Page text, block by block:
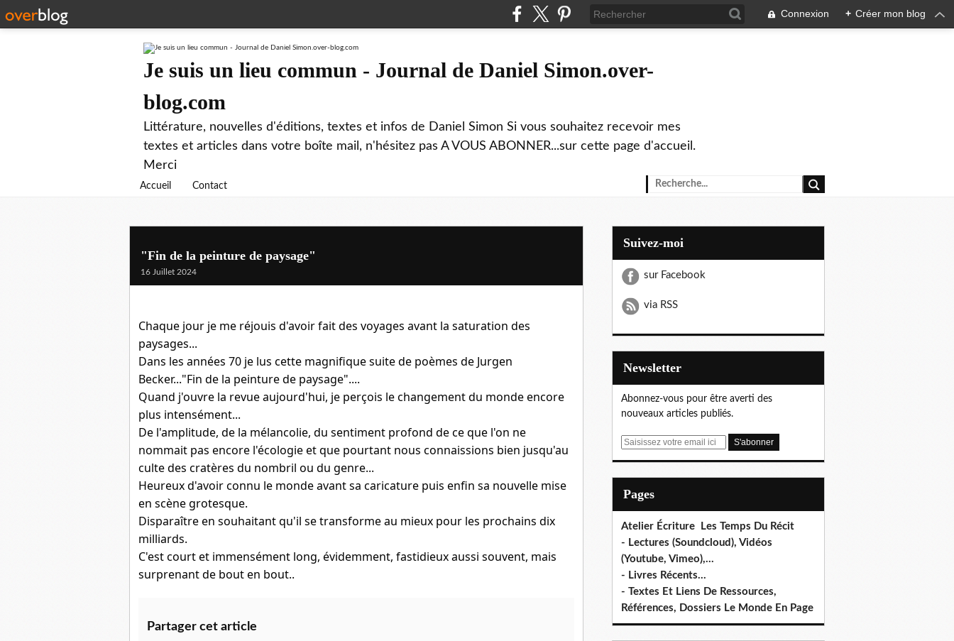
Connexion + Créer mon blog
Je suis un lieu commun - Journal de Daniel Simon.over-
blog.com
Littérature, nouvelles d'éditions, textes et infos de Daniel Simon Si vous souhaitez recevoir mes
textes et articles dans votre boîte mail, n'hésitez pas A VOUS ABONNER...sur cette page d'accueil.
Merci
Accueil Contact
"Fin de la peinture de paysage"
16 Juillet 2024
Chaque jour je me réjouis d'avoir fait des voyages avant la saturation des
paysages...
Dans les années 70 je lus cette magnifique suite de poèmes de Jurgen
Becker..."Fin de la peinture de paysage"....
Quand j'ouvre la revue aujourd'hui, je perçois le changement du monde encore
plus intensément...
De l'amplitude, de la mélancolie, du sentiment profond de ce que l'on ne
nommait pas encore l'écologie et que pourtant nous connaissions bien jusqu'au
culte des cratères du nombril ou du genre...
Heureux d'avoir connu le monde avant sa caricature puis enfin sa nouvelle mise
en scène grotesque.
Disparaître en souhaitant qu'il se transforme au mieux pour les prochains dix
milliards.
C'est court et immensément long, évidemment, fastidieux aussi souvent, mais
surprenant de bout en bout..
Partager cet article
Suivez-moi
sur Facebook
via RSS
Newsletter
Abonnez-vous pour être averti des
nouveaux articles publiés.
E
Pages
Atelier Écriture Les Temps Du Récit
- Lectures (Soundcloud), Vidéos
(Youtube, Vimeo),...
- Livres Récents...
- Textes Et Liens De Ressources,
Références, Dossiers Le Monde En Page